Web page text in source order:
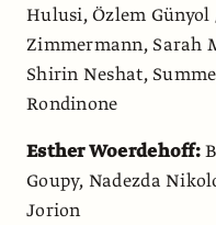
Hulusi, Özlem
Zimmermann, Sarah
Shirin Neshat,
Rondinone
Esther Woerdehoff:
Goupy, Nadezda
Jorion